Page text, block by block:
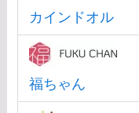
カインドオル
福ちゃん